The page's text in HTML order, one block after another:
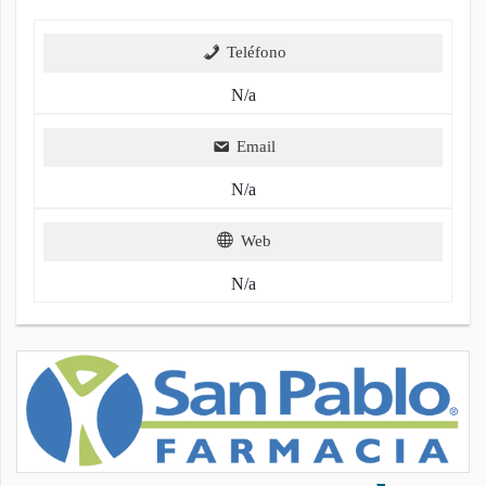
Teléfono
N/a
Email
N/a
Web
N/a